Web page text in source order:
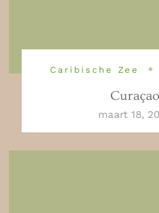
Caribische Zee
Curaçao
maart 18,